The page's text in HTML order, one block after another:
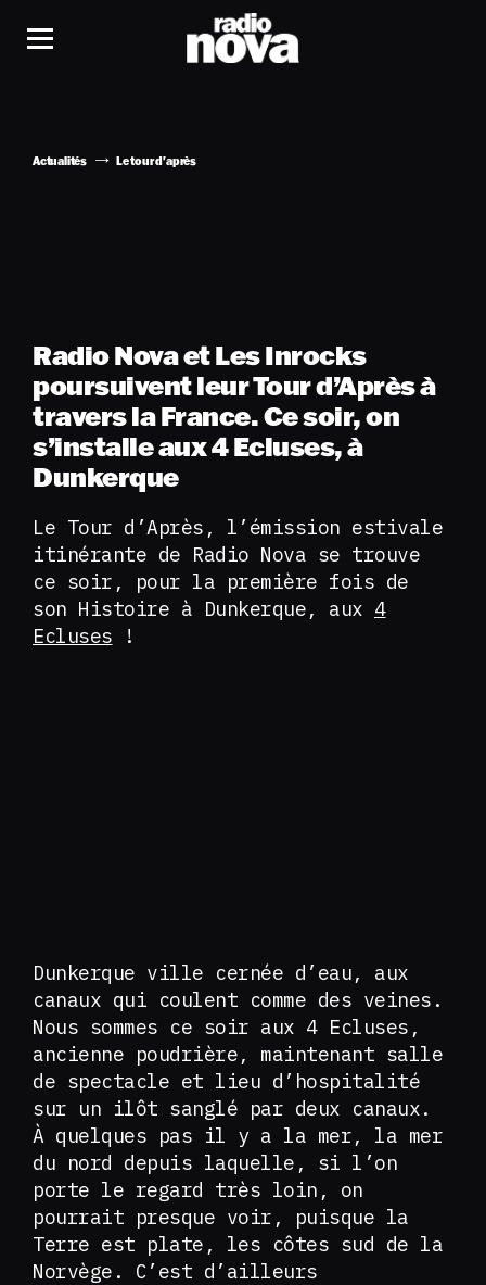
Actualités Le tour d'après
Radio Nova et Les Inrocks
poursuivent leur Tour d’Après à
travers la France. Ce soir, on
s’installe aux 4 Ecluses, à
Dunkerque
Le Tour d’Après, l’émission estivale
itinérante de Radio Nova se trouve
ce soir, pour la première fois de
son Histoire à Dunkerque, aux 4
Ecluses !
Dunkerque ville cernée d’eau, aux
canaux qui coulent comme des veines.
Nous sommes ce soir aux 4 Ecluses,
ancienne poudrière, maintenant salle
de spectacle et lieu d’hospitalité
sur un ilôt sanglé par deux canaux.
À quelques pas il y a la mer, la mer
du nord depuis laquelle, si l’on
porte le regard très loin, on
pourrait presque voir, puisque la
Terre est plate, les côtes sud de la
Norvège. C’est d’ailleurs